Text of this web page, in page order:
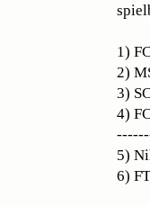
1)
2)
3)
4)
5)
6)